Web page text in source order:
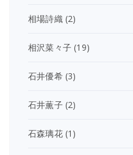
相場詩織(2)
相沢菜々子 (19)
石井優希(3)
石井薫子(2)
石森璃花(1)